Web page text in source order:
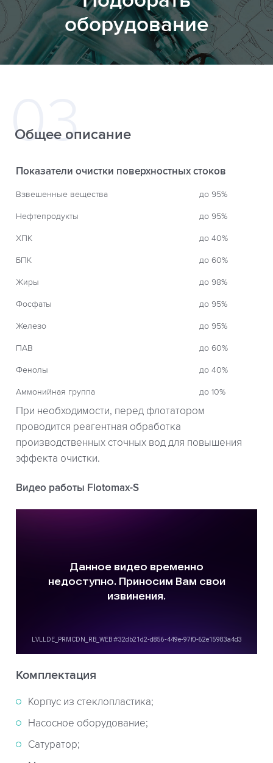
оборудование
Общее описание
Показатели очистки поверхностных стоков
Взвешенные вещества до 95%
Нефтепродукты до 95%
ХПК до 40%
БПК до 60%
Жиры до 98%
Фосфаты до 95%
Железо до 95%
ПАВ до 60%
Фенолы до 40%
Аммонийная группа до 10%
При необходимости, перед флотатором
проводится реагентная обработка
производственных сточных вод для повышения
эффекта очистки.
Видео работы Flotomax-S
Комплектация
Корпус из стеклопластика;
Насосное оборудование;
Сатуратор;